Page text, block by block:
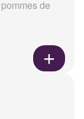
de